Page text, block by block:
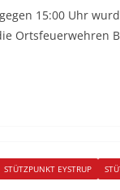
15:00 Uhr
Ortsfeuerwehren
STÜTZPUNKT EYSTRUP